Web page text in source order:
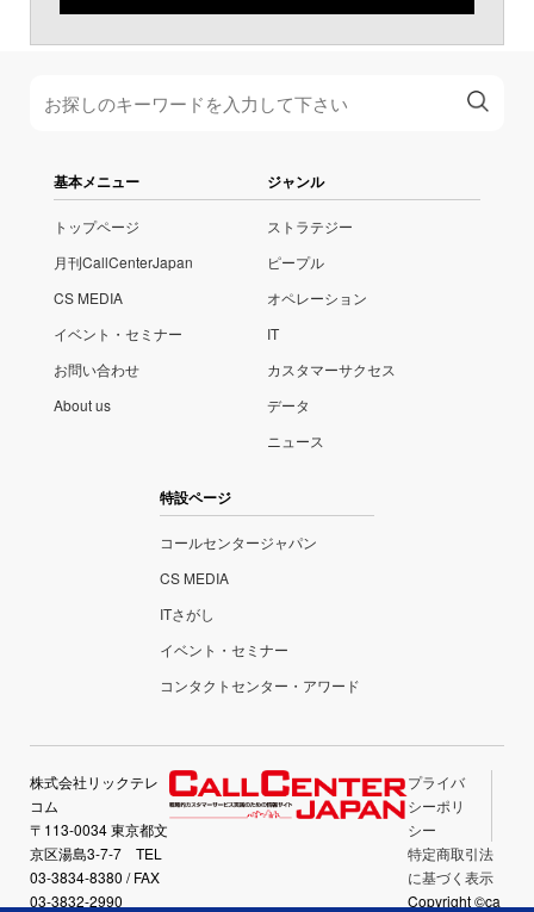
基本メニュー
トップページ
月刊CallCenterJapan
CS MEDIA
イベント・セミナー
お問い合わせ
About us
ジャンル
ストラテジー
ピープル
オペレーション
IT
カスタマーサクセス
データ
ニュース
特設ページ
コールセンタージャパン
CS MEDIA
ITさがし
イベント・セミナー
コンタクトセンター・アワード
株式会社リックテレ
コム
〒113-0034 東京都文
京区湯島3-7-7 TEL
03-3834-8380 / FAX
03-3832-2990
プライバ
シーポリ
シー
特定商取引法
に基づく表示
Copyright ©ca